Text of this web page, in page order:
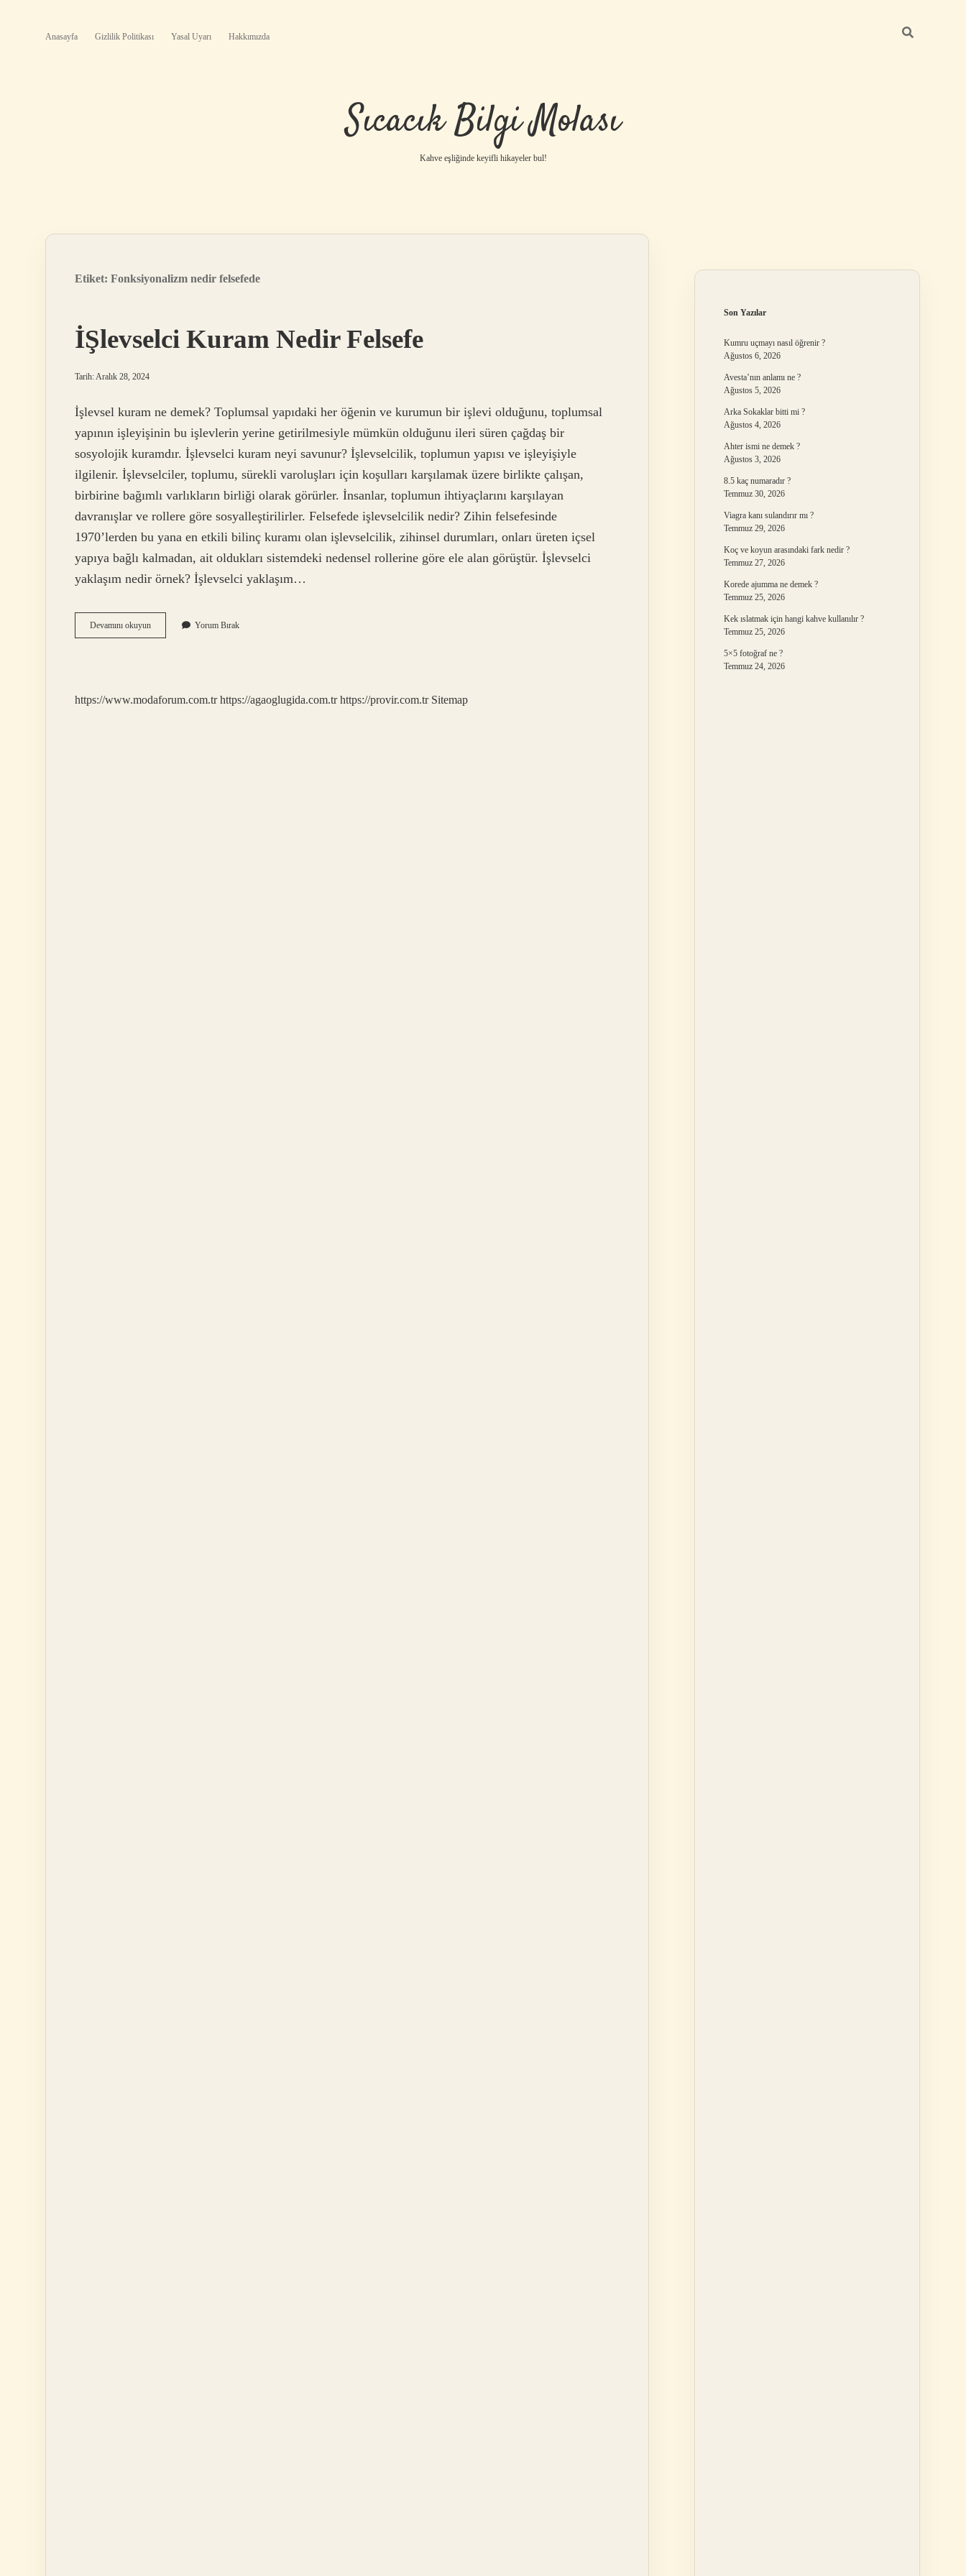
Anasayfa Gizlilik Politikası Yasal Uyarı Hakkımızda
Sıcacık Bilgi Molası
Kahve eşliğinde keyifli hikayeler bul!
Etiket: Fonksiyonalizm nedir felsefede
İŞlevselci Kuram Nedir Felsefe
Tarih: Aralık 28, 2024
İşlevsel kuram ne demek? Toplumsal yapıdaki her öğenin ve kurumun bir işlevi olduğunu, toplumsal
yapının işleyişinin bu işlevlerin yerine getirilmesiyle mümkün olduğunu ileri süren çağdaş bir
sosyolojik kuramdır. İşlevselci kuram neyi savunur? İşlevselcilik, toplumun yapısı ve işleyişiyle
ilgilenir. İşlevselciler, toplumu, sürekli varoluşları için koşulları karşılamak üzere birlikte çalışan,
birbirine bağımlı varlıkların birliği olarak görürler. İnsanlar, toplumun ihtiyaçlarını karşılayan
davranışlar ve rollere göre sosyalleştirilirler. Felsefede işlevselcilik nedir? Zihin felsefesinde
1970’lerden bu yana en etkili bilinç kuramı olan işlevselcilik, zihinsel durumları, onları üreten içsel
yapıya bağlı kalmadan, ait oldukları sistemdeki nedensel rollerine göre ele alan görüştür. İşlevselci
yaklaşım nedir örnek? İşlevselci yaklaşım…
Devamını okuyunİŞlevselci
Kuram
Yorum Bırak
https://www.modaforum.com.tr https://agaoglugida.com.tr https://provir.com.tr Sitemap
Son Yazılar
Kumru uçmayı nasıl öğrenir ?
Ağustos 6, 2026
Avesta’nın anlamı ne ?
Ağustos 5, 2026
Arka Sokaklar bitti mi ?
Ağustos 4, 2026
Ahter ismi ne demek ?
Ağustos 3, 2026
8.5 kaç numaradır ?
Temmuz 30, 2026
Viagra kanı sulandırır mı ?
Temmuz 29, 2026
Koç ve koyun arasındaki fark nedir ?
Temmuz 27, 2026
Korede ajumma ne demek ?
Temmuz 25, 2026
Kek ıslatmak için hangi kahve kullanılır ?
Temmuz 25, 2026
5×5 fotoğraf ne ?
Temmuz 24, 2026